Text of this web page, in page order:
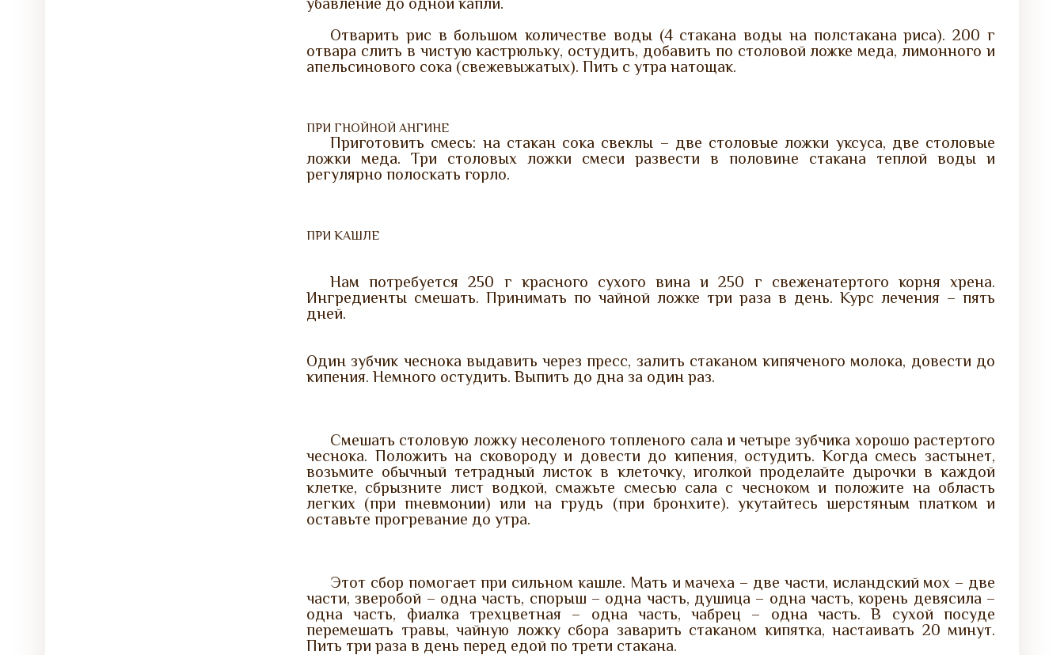
Отварить рис в большом количестве воды (4 стакана воды на полстакана риса). 200 г
отвара слить в чистую кастрюльку, остудить, добавить по столовой ложке меда, лимонного и
апельсинового сока (свежевыжатых). Пить с утра натощак.
ПРИ ГНОЙНОЙ АНГИНЕ
Приготовить смесь: на стакан сока свеклы – две столовые ложки уксуса, две столовые
ложки меда. Три столовых ложки смеси развести в половине стакана теплой воды и
регулярно полоскать горло.
ПРИ КАШЛЕ
Нам потребуется 250 г красного сухого вина и 250 г свеженатертого корня хрена.
Ингредиенты смешать. Принимать по чайной ложке три раза в день. Курс лечения – пять
дней.
Один зубчик чеснока выдавить через пресс, залить стаканом кипяченого молока, довести до
кипения. Немного остудить. Выпить до дна за один раз.
Смешать столовую ложку несоленого топленого сала и четыре зубчика хорошо растертого
чеснока. Положить на сковороду и довести до кипения, остудить. Когда смесь застынет,
возьмите обычный тетрадный листок в клеточку, иголкой проделайте дырочки в каждой
клетке, сбрызните лист водкой, смажьте смесью сала с чесноком и положите на область
легких (при пневмонии) или на грудь (при бронхите). укутайтесь шерстяным платком и
оставьте прогревание до утра.
Этот сбор помогает при сильном кашле. Мать и мачеха – две части, исландский мох – две
части, зверобой – одна часть, спорыш – одна часть, душица – одна часть, корень девясила –
одна часть, фиалка трехцветная – одна часть, чабрец – одна часть. В сухой посуде
перемешать травы, чайную ложку сбора заварить стаканом кипятка, настаивать 20 минут.
Пить три раза в день перед едой по трети стакана.